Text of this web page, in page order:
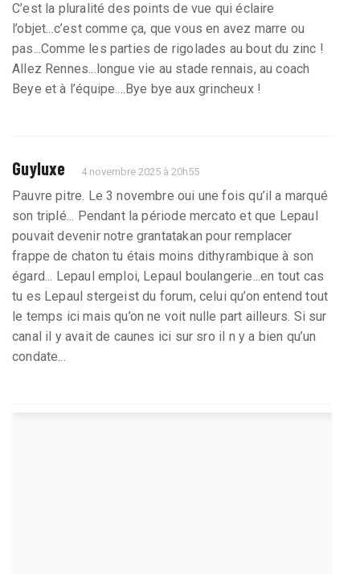
C’est la pluralité des points de vue qui éclaire
l’objet...c’est comme ça, que vous en avez marre ou
pas...Comme les parties de rigolades au bout du zinc !
Allez Rennes...longue vie au stade rennais, au coach
Beye et à l’équipe....Bye bye aux grincheux !
Guyluxe 4 novembre 2025 à 20h55
Pauvre pitre. Le 3 novembre oui une fois qu’il a marqué
son triplé... Pendant la période mercato et que Lepaul
pouvait devenir notre grantatakan pour remplacer
frappe de chaton tu étais moins dithyrambique à son
égard... Lepaul emploi, Lepaul boulangerie...en tout cas
tu es Lepaul stergeist du forum, celui qu’on entend tout
le temps ici mais qu’on ne voit nulle part ailleurs. Si sur
canal il y avait de caunes ici sur sro il n y a bien qu’un
condate...